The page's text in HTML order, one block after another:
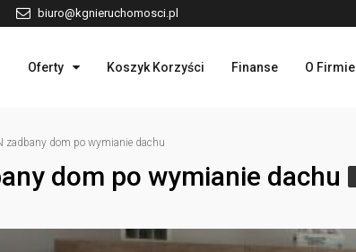
biuro@kgnieruchomosci.pl
Oferty Koszyk Korzyści Finanse O Firmie
zadbany dom po wymianie dachu
dom po wymianie dachu